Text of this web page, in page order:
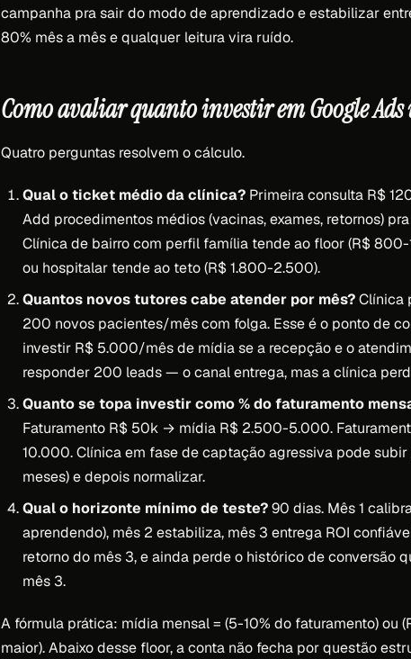
campanha pra sair do modo de aprendizado e estabilizar
80% mês a mês e qualquer leitura vira ruído.
Como avaliar quanto investir em Google Ads
Quatro perguntas resolvem o cálculo.
Qual o ticket médio da clínica? Primeira consulta R$
Add procedimentos médios (vacinas, exames, retornos)
Clínica de bairro com perfil família tende ao floor (R$
ou hospitalar tende ao teto (R$ 1.800-2.500).
Quantos novos tutores cabe atender por mês?Clínica
200 novos pacientes/mês com folga. Esse é o ponto de
investir R$ 5.000/mês de mídia se a recepção e o
responder 200 leads — o canal entrega, mas a clínica
Quanto se topa investir como % do faturamento
Faturamento R$ 50k → mídia R$ 2.500-5.000.
10.000. Clínica em fase de captação agressiva pode
meses) e depois normalizar.
Qual o horizonte mínimo de teste?90 dias. Mês 1
aprendendo), mês 2 estabiliza, mês 3 entrega ROI
retorno do mês 3, e ainda perde o histórico de conversão
mês 3.
A fórmula prática: mídia mensal = (5-10% do faturamento) ou
maior). Abaixo desse floor, a conta não fecha por questão